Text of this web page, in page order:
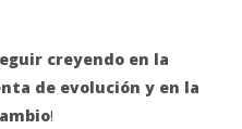
creyendo en la
de evolución y en la
!